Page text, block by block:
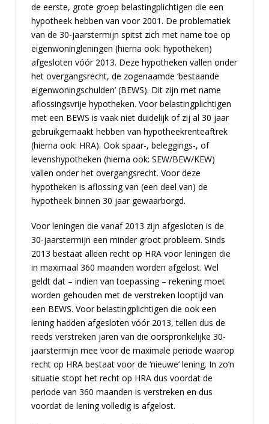
de eerste, grote groep belastingplichtigen die een
hypotheek hebben van voor 2001. De problematiek
van de 30-jaarstermijn spitst zich met name toe op
eigenwoningleningen (hierna ook: hypotheken)
afgesloten vóór 2013. Deze hypotheken vallen onder
het overgangsrecht, de zogenaamde ‘bestaande
eigenwoningschulden’ (BEWS). Dit zijn met name
aflossingsvrije hypotheken. Voor belastingplichtigen
met een BEWS is vaak niet duidelijk of zij al 30 jaar
gebruikgemaakt hebben van hypotheekrenteaftrek
(hierna ook: HRA). Ook spaar-, beleggings-, of
levenshypotheken (hierna ook: SEW/BEW/KEW)
vallen onder het overgangsrecht. Voor deze
hypotheken is aflossing van (een deel van) de
hypotheek binnen 30 jaar gewaarborgd.
Voor leningen die vanaf 2013 zijn afgesloten is de
30-jaarstermijn een minder groot probleem. Sinds
2013 bestaat alleen recht op HRA voor leningen die
in maximaal 360 maanden worden afgelost. Wel
geldt dat – indien van toepassing – rekening moet
worden gehouden met de verstreken looptijd van
een BEWS. Voor belastingplichtigen die ook een
lening hadden afgesloten vóór 2013, tellen dus de
reeds verstreken jaren van die oorspronkelijke 30-
jaarstermijn mee voor de maximale periode waarop
recht op HRA bestaat voor de ‘nieuwe’ lening. In zo’n
situatie stopt het recht op HRA dus voordat de
periode van 360 maanden is verstreken en dus
voordat de lening volledig is afgelost.